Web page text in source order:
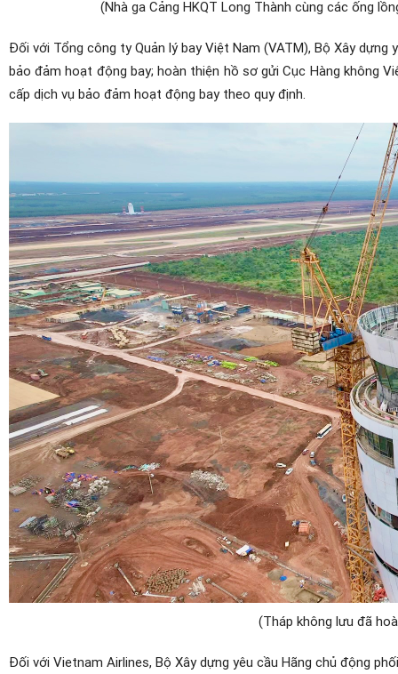
(Nhà ga Cảng HKQT Long Thành cùng các ống
Đối với Tổng công ty Quản lý bay Việt Nam (VATM), Bộ Xây
bảo đảm hoạt động bay; hoàn thiện hồ sơ gửi Cục Hàng không
cấp dịch vụ bảo đảm hoạt động bay theo quy định.
(Tháp không lưu đã
Đối với Vietnam Airlines, Bộ Xây dựng yêu cầu Hãng chủ động